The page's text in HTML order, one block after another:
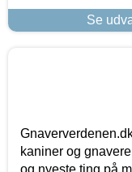
Se
kaniner og
og nyeste ting på